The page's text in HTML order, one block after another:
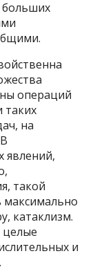
операций
таких
на
явлений,
такой
максимально
катаклизм.
и